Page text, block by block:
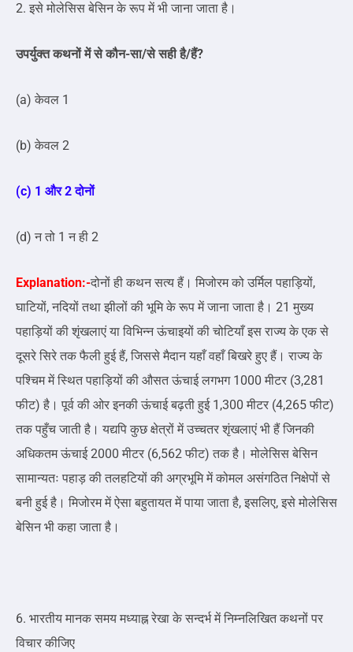
2. इसे मोलेसिस बेसिन के रूप में भी जाना जाता है।
उपर्युक्त कथनों में से कौन-सा/से सही है/हैं?
(a) केवल 1
(b) केवल 2
(c) 1 और 2 दोनों
(d) न तो 1 न ही 2
Explanation:-दोनों ही कथन सत्य हैं। मिजोरम को उर्मिल पहाड़ियों,
घाटियों, नदियों तथा झीलों की भूमि के रूप में जाना जाता है। 21 मुख्य
पहाड़ियों की शृंखलाएं या विभिन्न ऊंचाइयों की चोटियाँ इस राज्य के एक से
दूसरे सिरे तक फैली हुई हैं, जिससे मैदान यहाँ वहाँ बिखरे हुए हैं। राज्य के
पश्चिम में स्थित पहाड़ियों की औसत ऊंचाई लगभग 1000 मीटर (3,281
फीट) है। पूर्व की ओर इनकी ऊंचाई बढ़ती हुई 1,300 मीटर (4,265 फीट)
तक पहुँच जाती है। यद्यपि कुछ क्षेत्रों में उच्चतर शृंखलाएं भी हैं जिनकी
अधिकतम ऊंचाई 2000 मीटर (6,562 फीट) तक है। मोलेसिस बेसिन
सामान्यतः पहाड़ की तलहटियों की अग्रभूमि में कोमल असंगठित निक्षेपों से
बनी हुई है। मिजोरम में ऐसा बहुतायत में पाया जाता है, इसलिए, इसे मोलेसिस
बेसिन भी कहा जाता है।
6. भारतीय मानक समय मध्याह्न रेखा के सन्दर्भ में निम्नलिखित कथनों पर
विचार कीजिए